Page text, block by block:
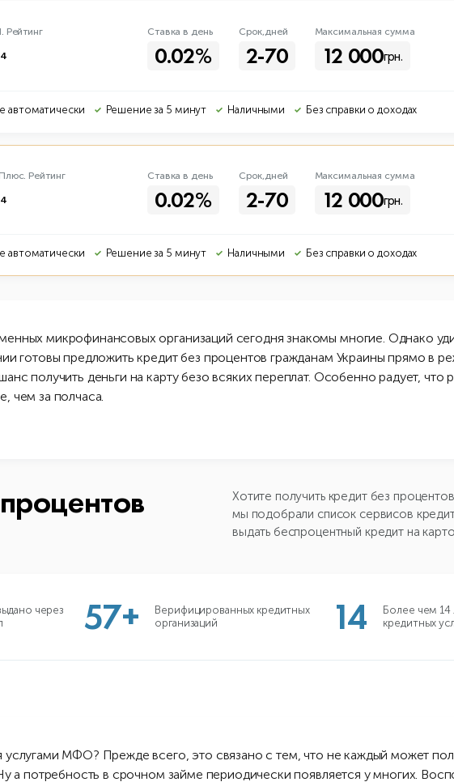
Рейтинг Ставка в день
0.02%
Срок,дней
2-70
Максимальная сумма
12 000грн.
автоматически Решение за 5 минут Наличными Без справки о доходах
Рейтинг Ставка в день
0.02%
Срок,дней
2-70
Максимальная сумма
12 000грн.
автоматически Решение за 5 минут Наличными Без справки о доходах
микрофинансовых организаций сегодня знакомы многие. Однако
готовы предложить кредит без процентов гражданам Украины прямо в
получить деньги на карту безо всяких переплат. Особенно радует, что
чем за полчаса.
Хотите получить кредит без
мы подобрали список сервисов
выдать беспроцентный кредит на
через
57+
Верифицированных кредитных
организаций
14
Более чем 14
кредитных
МФО? Прежде всего, это связано с тем, что не каждый может
а потребность в срочном займе периодически появляется у многих.